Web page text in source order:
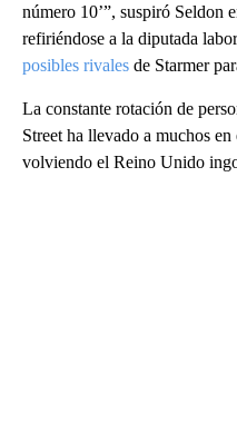
número 10’”, suspiró Seldon
refiriéndose a la diputada
posibles rivales de Starmer
La constante rotación de
Street ha llevado a muchos en
volviendo el Reino Unido